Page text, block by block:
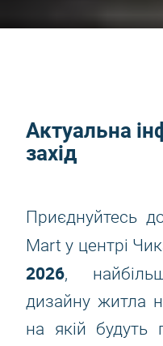
Актуальна
захід
Приєднуйтесь
Mart у центрі
2026,
дизайну житла
на якій будуть